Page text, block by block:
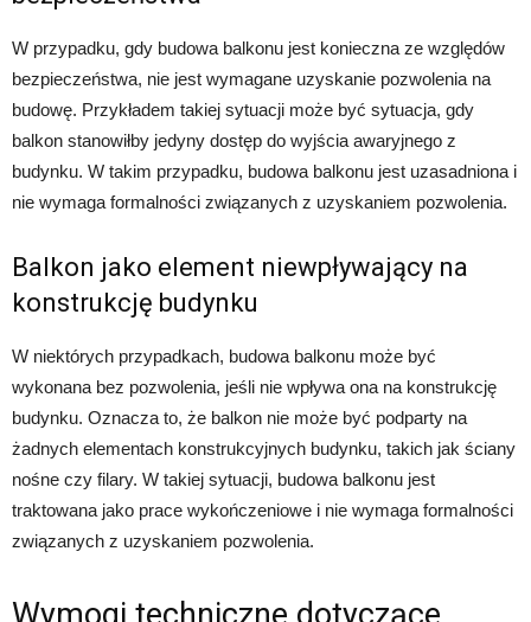
W przypadku, gdy budowa balkonu jest konieczna ze względów
bezpieczeństwa, nie jest wymagane uzyskanie pozwolenia na
budowę. Przykładem takiej sytuacji może być sytuacja, gdy
balkon stanowiłby jedyny dostęp do wyjścia awaryjnego z
budynku. W takim przypadku, budowa balkonu jest uzasadniona i
nie wymaga formalności związanych z uzyskaniem pozwolenia.
Balkon jako element niewpływający na
konstrukcję budynku
W niektórych przypadkach, budowa balkonu może być
wykonana bez pozwolenia, jeśli nie wpływa ona na konstrukcję
budynku. Oznacza to, że balkon nie może być podparty na
żadnych elementach konstrukcyjnych budynku, takich jak ściany
nośne czy filary. W takiej sytuacji, budowa balkonu jest
traktowana jako prace wykończeniowe i nie wymaga formalności
związanych z uzyskaniem pozwolenia.